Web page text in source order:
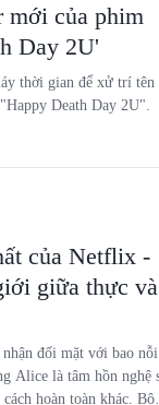
mới của phim
Day 2U'
thời gian để xử trí tên
Death Day 2U".
của Netflix -
giữa thực và
đối mặt với bao nỗi
Alice là tâm hồn nghệ
hoàn toàn khác. Bộ